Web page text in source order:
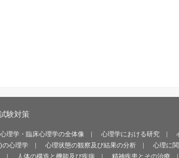
験対策
心理学・臨床心理学の全体像 心理学における研究
の心理学 心理状態の観察及び結果の分析 心理に
人体の構造と機能及び疾病 精神疾患とその治療